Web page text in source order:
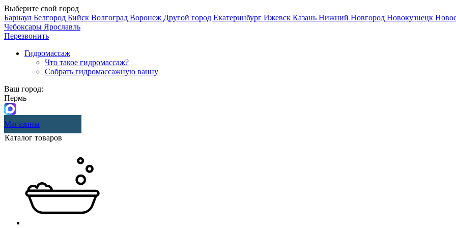
Выберите свой город
Барнаул Белгород Бийск Волгоград Воронеж Другой город Екатеринбург Ижевск Казань Нижний Новгород Новокузнецк
Чебоксары Ярославль
Перезвонить
Гидромассаж
Что такое гидромассаж?
Собрать гидромассажную ванну
Ваш город:
Пермь
Магазины
Каталог товаров